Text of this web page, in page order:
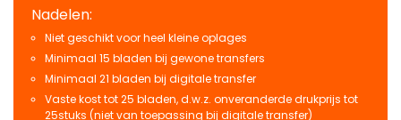
Nadelen:
Niet geschikt voor heel kleine oplages
Minimaal 15 bladen bij gewone transfers
Minimaal 21 bladen bij digitale transfer
Vaste kost tot 25 bladen, d.w.z. onveranderde drukprijs tot
25stuks (niet van toepassing bij digitale transfer)